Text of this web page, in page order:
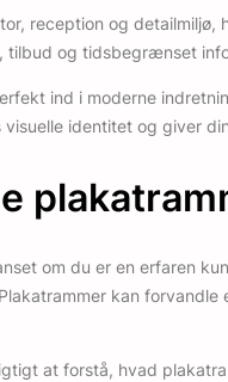
reception og
tilbud og tidsbegrænset
ind i moderne
identitet og giver
om du er en erfaren
kan
at forstå, hvad